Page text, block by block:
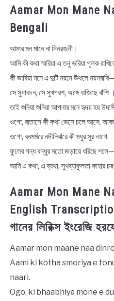
Aamar Mon Mane
Bengali
আমার মন মানে না দিনরজনী।
আমি কী কথা স্মরিয়া এ তনু ভরিয়া পুলক
কী ভাবিয়া মনে এ দুটি নয়নে উথলে
সে সুধাবচন, সে সুখপরশ, অঙ্গে বাজিছে বাঁশি ।
তাই শুনিয়া শুনিয়া আপনার মনে হৃদয় হয়
ওগো, বাতাসে কী কথা ভেসে চলে আসে,
ওগো, বনমর্মরে নদীনির্ঝরে কী মধুর সুর লাগে
ফুলের গন্ধ বন্ধুর মতো জড়ায়ে ধরিছে গলে—
আমি এ কথা, এ ব্যথা, সুখব্যাকুলতা কাহার
Aamar Mon Mane
English
গানের লিরিক্স ইংরেজি
Aamar mon maane naa
Aami ki kotha smoriya e
naari.
Ogo, ki bhaabhiya mone e